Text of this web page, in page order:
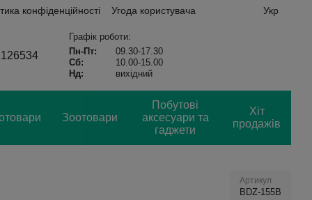
конфіденційності
Угода користувача
Укр
Графік роботи:
Пн-Пт:
09.30-17.30
Сб:
10.00-15.00
Нд:
вихідний
Зоотовари
Побутові
аксесуари та
гаджети
Хіт
продажів
Артикул
BDZ-155B